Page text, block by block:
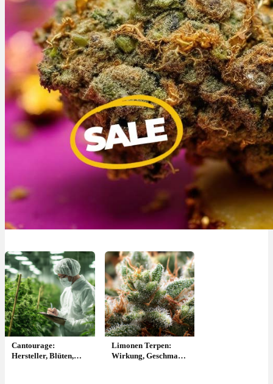
Cantourage:
Hersteller, Blüten,
Limonen Terpen:
Wirkung, Geschmack